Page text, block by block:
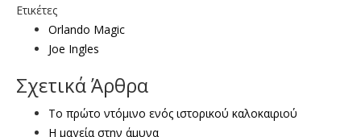
Ετικέτες
Orlando Magic
Joe Ingles
Σχετικά Άρθρα
Το πρώτο ντόμινο ενός ιστορικού καλοκαιριού
Η μαγεία στην άμυνα